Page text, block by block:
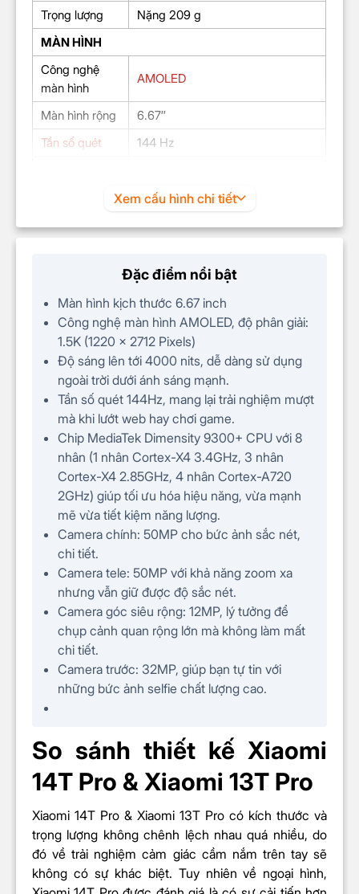
Trọng lượng
Nặng 209 g
MÀN HÌNH
Công nghệ
màn hình
AMOLED
Màn hình rộng
6.67″
Tần số quét
144 Hz
1.5K (1220 x 2712 Pixels)
CHIP
nhân
Loại/Tốc độ
(CPU)
– 1 nhân 3.4 GHz – Cortex-X4
– 3 nhân 2.85 GHz – Cortex-X4
– 4 nhân 2 GHz – Cortex-A720
Chip đồ họa
(GPU)
ARM Immortalis-G720 MP12
CAMERA
Độ phân giải
camera sau
Camera chính: 50 MP
Camera tele: 50 MP
Camera góc siêu rộng: 12 MP
Độ phân giải
camera trước
32 MP
Zoom kỹ thuật số
Xóa phông
Xiaomi Pro Focus
Trôi nhanh thời gian (Time Lapse)
Chụp chân dung
Video tua nhanh
Góc siêu rộng (Ultrawide)
Ban đêm (Night Mode)
Quét tài liệu
Quay video định dạng Log
Quay video hiển thị kép
Phơi sáng
Xem cấu hình chi tiết
Đặc điểm nổi bật
Màn hình kịch thước 6.67 inch
Công nghệ màn hình AMOLED, độ phân giải:
1.5K (1220 x 2712 Pixels)
Độ sáng lên tới 4000 nits, dễ dàng sử dụng
ngoài trời dưới ánh sáng mạnh.
Tần số quét 144Hz, mang lại trải nghiệm mượt
mà khi lướt web hay chơi game.
Chip MediaTek Dimensity 9300+ CPU với 8
nhân (1 nhân Cortex-X4 3.4GHz, 3 nhân
Cortex-X4 2.85GHz, 4 nhân Cortex-A720
2GHz) giúp tối ưu hóa hiệu năng, vừa mạnh
mẽ vừa tiết kiệm năng lượng.
Camera chính: 50MP cho bức ảnh sắc nét,
chi tiết.
Camera tele: 50MP với khả năng zoom xa
nhưng vẫn giữ được độ sắc nét.
Camera góc siêu rộng: 12MP, lý tưởng để
chụp cảnh quan rộng lớn mà không làm mất
chi tiết.
Camera trước: 32MP, giúp bạn tự tin với
những bức ảnh selfie chất lượng cao.
So sánh thiết kế Xiaomi
14T Pro & Xiaomi 13T Pro
Xiaomi 14T Pro & Xiaomi 13T Pro có kích thước và
trọng lượng không chênh lệch nhau quá nhiều, do
đó về trải nghiệm cảm giác cầm nắm trên tay sẽ
không có sự khác biệt. Tuy nhiên về ngoại hình,